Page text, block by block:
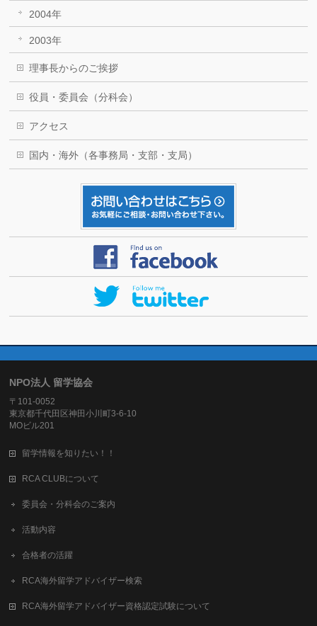
2004年
2003年
理事長からのご挨拶
役員・委員会（分科会）
アクセス
国内・海外（各事務局・支部・支局）
NPO法人 留学協会
〒101-0052
東京都千代田区神田小川町3-6-10
MOビル201
留学情報を知りたい！！
RCA CLUBについて
委員会・分科会のご案内
活動内容
合格者の活躍
RCA海外留学アドバイザー検索
RCA海外留学アドバイザー資格認定試験について